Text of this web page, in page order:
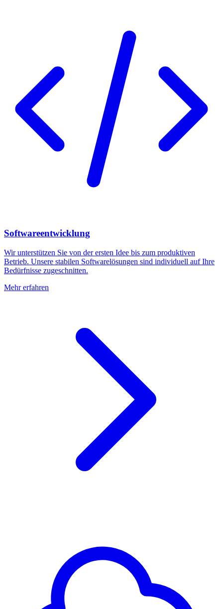
Softwareentwicklung
Wir unterstützen Sie von der ersten Idee bis zum produktiven
Betrieb. Unsere stabilen Softwarelösungen sind individuell auf Ihre
Bedürfnisse zugeschnitten.
Mehr erfahren